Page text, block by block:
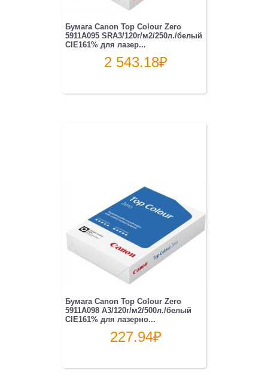
Бумага Canon Top Colour Zero
5911A095 SRA3/120г/м2/250л./белый
CIE161% для лазер...
2 543.18₽
Бумага Canon Top Colour Zero
5911A098 A3/120г/м2/500л./белый
CIE161% для лазерно...
227.94₽